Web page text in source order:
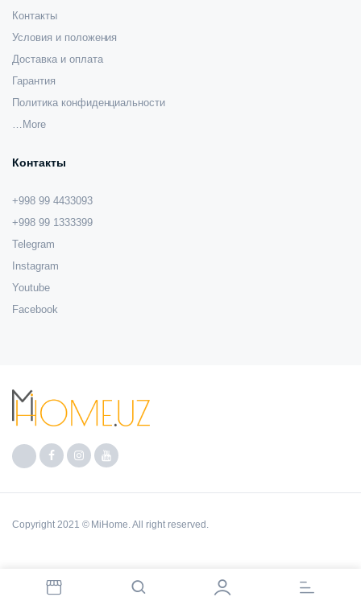
Контакты
Условия и положения
Доставка и оплата
Гарантия
Политика конфиденциальности
…More
Контакты
+998 99 4433093
+998 99 1333399
Telegram
Instagram
Youtube
Facebook
Copyright 2021 © MiHome. All right reserved.